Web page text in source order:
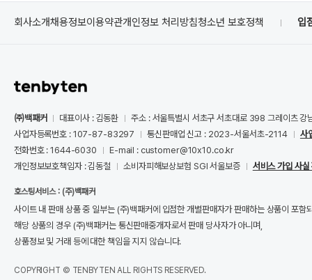
회사소개채용정보이용약관개인정보 처리방침청소년 보호정책 입
㈜백패커 대표이사 : 김동환
주소 : 서울특별시 서초구 서초대로 398 그레이츠 강
사업자등록번호 : 107-87-83297
통신판매업 신고 : 2023-서울서초-2114
사
전화번호 : 1644-6030
E-mail : customer@10x10.co.kr
개인정보보호책임자 : 김동철
소비자피해보상보험 SGI 서울보증 서비스 가입 사실
호스팅서비스 : (주)백패커
사이트 내 판매 상품 중 일부는 (주)백패커에 입점한 개별판매자가 판매하는 상품이 포함
해당 상품의 경우 (주)백패커는 통신판매중개자로서 판매 당사자가 아니며,
상품정보 및 거래 등에 대한 책임을 지지 않습니다.
COPYRIGHT © TENBYTEN ALL RIGHTS RESERVED.